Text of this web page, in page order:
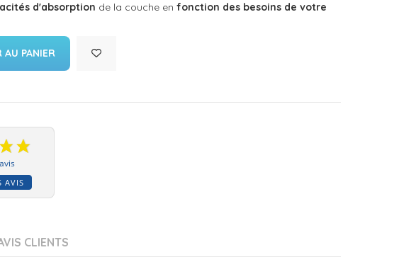
d'absorption de la couche en fonction des besoins de votre
AU PANIER
AVIS
CLIENTS